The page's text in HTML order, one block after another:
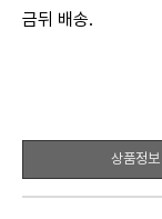
금뒤 배송.
상품정보